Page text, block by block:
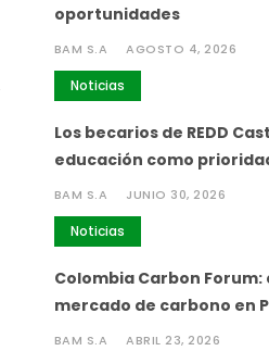
oportunidades
BAM S.A AGOSTO 4, 2026
Noticias
Los becarios de REDD
educación como
BAM S.A JUNIO 30, 2026
Noticias
Colombia Carbon Forum:
mercado de carbono en
BAM S.A ABRIL 23, 2026